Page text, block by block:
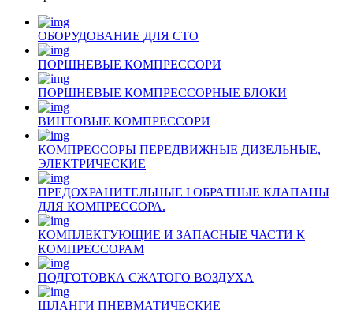
ОБОРУДОВАНИЕ ДЛЯ СТО
ПОРШНЕВЫЕ КОМПРЕССОРИ
ПОРШНЕВЫЕ КОМПРЕССОРНЫЕ БЛОКИ
ВИНТОВЫЕ КОМПРЕССОРИ
КОМПРЕССОРЫ ПЕРЕДВИЖНЫЕ ДИЗЕЛЬНЫЕ,
ЭЛЕКТРИЧЕСКИЕ
ПРЕДОХРАНИТЕЛЬНЫЕ І ОБРАТНЫЕ КЛАПАНЫ
ДЛЯ КОМПРЕССОРА.
КОМПЛЕКТУЮЩИЕ И ЗАПАСНЫЕ ЧАСТИ К
КОМПРЕССОРАМ
ПОДГОТОВКА СЖАТОГО ВОЗДУХА
ШЛАНГИ ПНЕВМАТИЧЕСКИЕ